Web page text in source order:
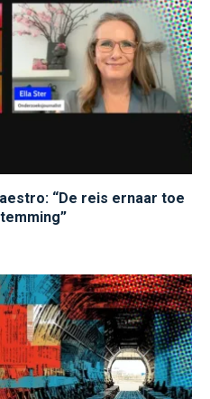
“De reis ernaar toe